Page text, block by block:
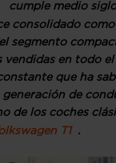
cumple medio
consolidado
segmento
vendidas en todo
que ha
generación de
de los coches
T1 .